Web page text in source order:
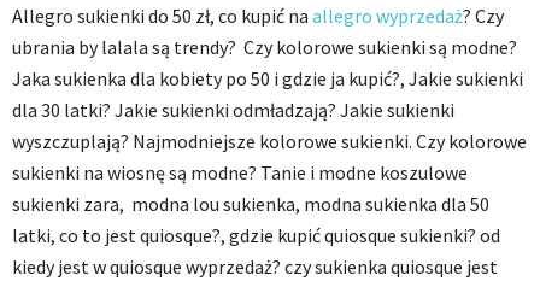
Allegro sukienki do 50 zł, co kupić na allegro wyprzedaż? Czy
ubrania by lalala są trendy? Czy kolorowe sukienki są modne?
Jaka sukienka dla kobiety po 50 i gdzie ja kupić?, Jakie sukienki
dla 30 latki? Jakie sukienki odmładzają? Jakie sukienki
wyszczuplają? Najmodniejsze kolorowe sukienki. Czy kolorowe
sukienki na wiosnę są modne? Tanie i modne koszulowe
sukienki zara, modna lou sukienka, modna sukienka dla 50
latki, co to jest quiosque?, gdzie kupić quiosque sukienki? od
kiedy jest w quiosque wyprzedaż? czy sukienka quiosque jest